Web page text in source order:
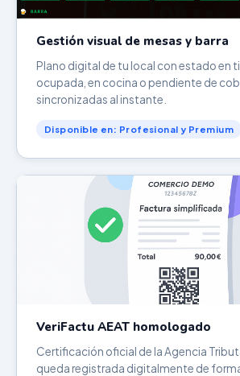
Gestión visual de mesas y barra
Plano digital de tu local con estado en
ocupada, en cocina o pendiente de
sincronizadas al instante.
Disponible en: Profesional y Premium
VeriFactu AEAT homologado
Certificación oficial de la Agencia
queda registrada digitalmente de